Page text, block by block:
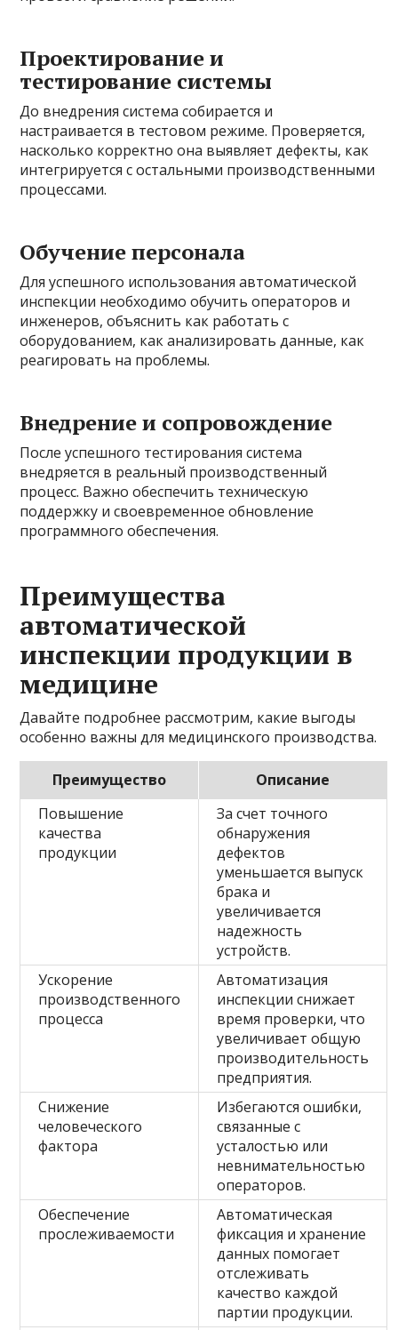
Проектирование и
тестирование системы
До внедрения система собирается и
настраивается в тестовом режиме. Проверяется,
насколько корректно она выявляет дефекты, как
интегрируется с остальными производственными
процессами.
Обучение персонала
Для успешного использования автоматической
инспекции необходимо обучить операторов и
инженеров, объяснить как работать с
оборудованием, как анализировать данные, как
реагировать на проблемы.
Внедрение и сопровождение
После успешного тестирования система
внедряется в реальный производственный
процесс. Важно обеспечить техническую
поддержку и своевременное обновление
программного обеспечения.
Преимущества
автоматической
инспекции продукции в
медицине
Давайте подробнее рассмотрим, какие выгоды
особенно важны для медицинского производства.
Преимущество
Описание
Повышение
качества
продукции
За счет точного
обнаружения
дефектов
уменьшается выпуск
брака и
увеличивается
надежность
устройств.
Ускорение
производственного
процесса
Автоматизация
инспекции снижает
время проверки, что
увеличивает общую
производительность
предприятия.
Снижение
человеческого
фактора
Избегаются ошибки,
связанные с
усталостью или
невнимательностью
операторов.
Обеспечение
прослеживаемости
Автоматическая
фиксация и хранение
данных помогает
отслеживать
качество каждой
партии продукции.